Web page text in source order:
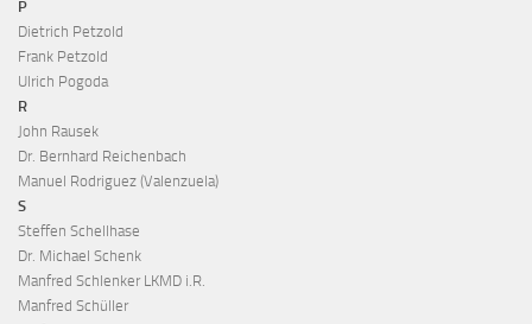
P
Dietrich Petzold
Frank Petzold
Ulrich Pogoda
R
John Rausek
Dr. Bernhard Reichenbach
Manuel Rodriguez (Valenzuela)
S
Steffen Schellhase
Dr. Michael Schenk
Manfred Schlenker LKMD i.R.
Manfred Schüller